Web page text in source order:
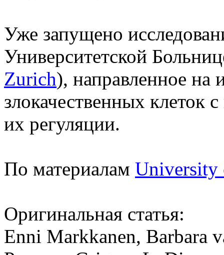
Уже запущено
Университетской
Zurich), направленное на
злокачественных клеток
их регуляции.
По материалам University
Оригинальная статья:
Enni Markkanen, Barbara